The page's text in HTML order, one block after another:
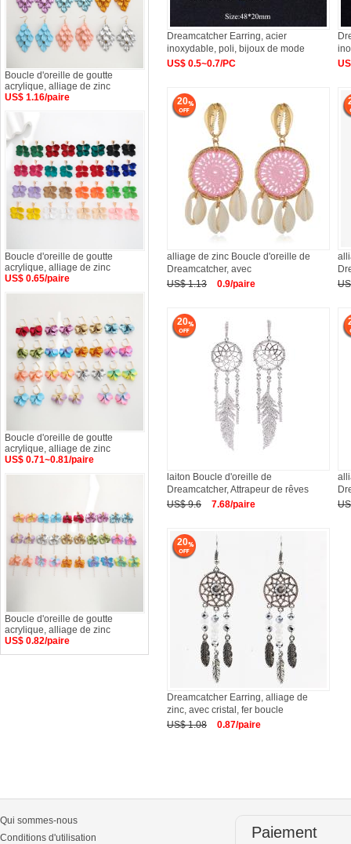
Dreamcatcher Earring, acier
inoxydable, poli, bijoux de mode
US$ 0.5~0.7/PC
20
alliage de zinc Boucle d'oreille de
Dreamcatcher, avec
US$ 1.13
0.9/paire
20
laiton Boucle d'oreille de
Dreamcatcher, Attrapeur de rêves
US$ 9.6
7.68/paire
20
Dreamcatcher Earring, alliage de
zinc, avec cristal, fer boucle
US$ 1.08
0.87/paire
Boucle d'oreille de goutte
acrylique, alliage de zinc
US$ 1.16/paire
Boucle d'oreille de goutte
acrylique, alliage de zinc
US$ 0.65/paire
Boucle d'oreille de goutte
acrylique, alliage de zinc
US$ 0.71~0.81/paire
Boucle d'oreille de goutte
acrylique, alliage de zinc
US$ 0.82/paire
Qui sommes-nous
Conditions d'utilisation
Paiement